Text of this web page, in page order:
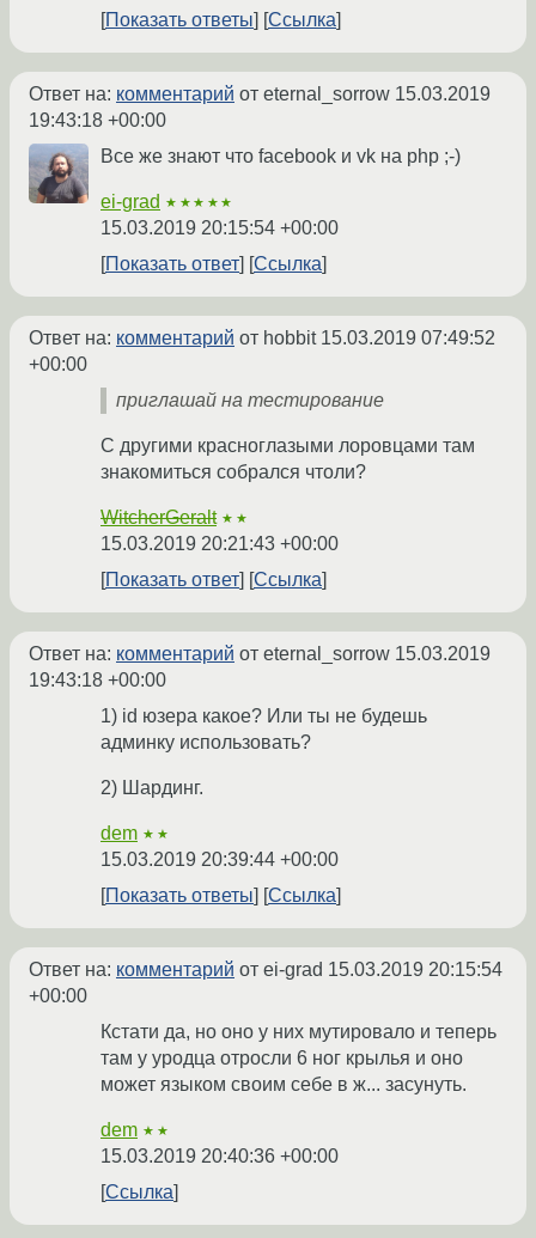
Показать ответы
Ссылка
Ответ на: комментарий от eternal_sorrow 15.03.2019
19:43:18 +00:00
Все же знают что facebook и vk на php ;-)
ei-grad ★★★★★
15.03.2019 20:15:54 +00:00
Показать ответ
Ссылка
Ответ на: комментарий от hobbit 15.03.2019 07:49:52
+00:00
приглашай на тестирование
С другими красноглазыми лоровцами там
знакомиться собрался чтоли?
WitcherGeralt ★★
15.03.2019 20:21:43 +00:00
Показать ответ
Ссылка
Ответ на: комментарий от eternal_sorrow 15.03.2019
19:43:18 +00:00
1) id юзера какое? Или ты не будешь
админку использовать?
2) Шардинг.
dem ★★
15.03.2019 20:39:44 +00:00
Показать ответы
Ссылка
Ответ на: комментарий от ei-grad 15.03.2019 20:15:54
+00:00
Кстати да, но оно у них мутировало и теперь
там у уродца отросли 6 ног крылья и оно
может языком своим себе в ж... засунуть.
dem ★★
15.03.2019 20:40:36 +00:00
Ссылка